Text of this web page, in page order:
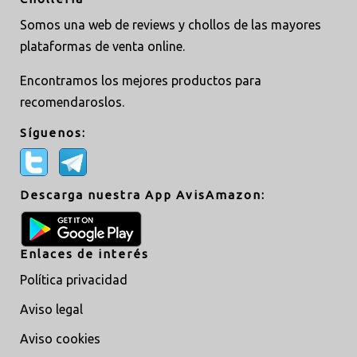
Somos una web de reviews y chollos de las mayores
plataformas de venta online.
Encontramos los mejores productos para
recomendaroslos.
Síguenos:
Descarga nuestra App AvisAmazon:
Enlaces de interés
Política privacidad
Aviso legal
Aviso cookies